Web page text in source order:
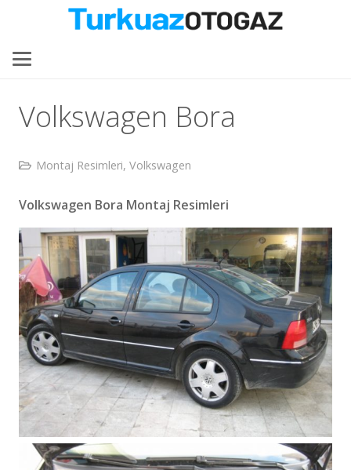
Volkswagen Bora
Montaj Resimleri, Volkswagen
Volkswagen Bora Montaj Resimleri